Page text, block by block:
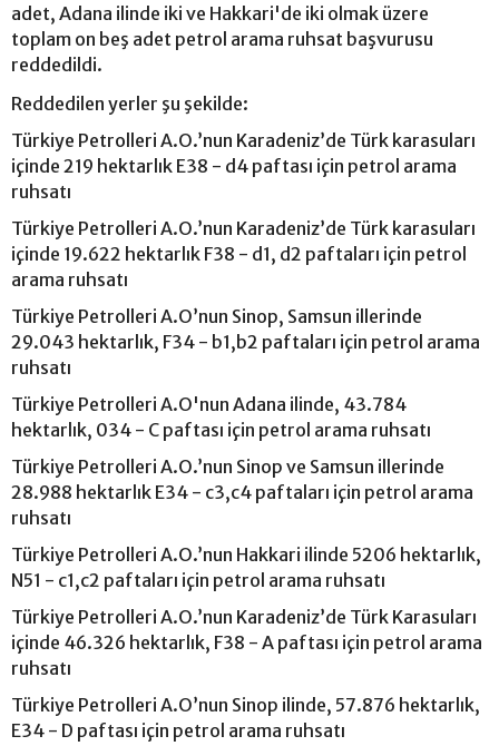
adet, Adana ilinde iki ve Hakkari'de iki olmak üzere
toplam on beş adet petrol arama ruhsat başvurusu
reddedildi.
Reddedilen yerler şu şekilde:
Türkiye Petrolleri A.O.’nun Karadeniz’de Türk karasuları
içinde 219 hektarlık E38 - d4 paftası için petrol arama
ruhsatı
Türkiye Petrolleri A.O.’nun Karadeniz’de Türk karasuları
içinde 19.622 hektarlık F38 - d1, d2 paftaları için petrol
arama ruhsatı
Türkiye Petrolleri A.O’nun Sinop, Samsun illerinde
29.043 hektarlık, F34 - b1,b2 paftaları için petrol arama
ruhsatı
Türkiye Petrolleri A.O'nun Adana ilinde, 43.784
hektarlık, 034 - C paftası için petrol arama ruhsatı
Türkiye Petrolleri A.O.’nun Sinop ve Samsun illerinde
28.988 hektarlık E34 - c3,c4 paftaları için petrol arama
ruhsatı
Türkiye Petrolleri A.O.’nun Hakkari ilinde 5206 hektarlık,
N51 - c1,c2 paftaları için petrol arama ruhsatı
Türkiye Petrolleri A.O.’nun Karadeniz’de Türk Karasuları
içinde 46.326 hektarlık, F38 - A paftası için petrol arama
ruhsatı
Türkiye Petrolleri A.O’nun Sinop ilinde, 57.876 hektarlık,
E34 - D paftası için petrol arama ruhsatı